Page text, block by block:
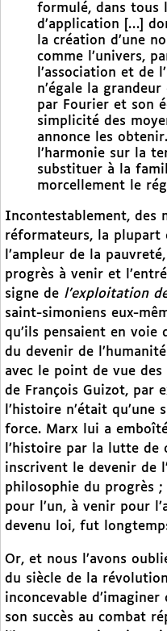
formulé, dans tous
d’application […]
la création d’une
comme l’univers,
l’association et de
n’égale la
par Fourier et son
simplicité des
annonce les
l’harmonie sur la
substituer à la
morcellement le
Incontestablement, des
réformateurs, la plupart
l’ampleur de la
progrès à venir et
signe de l’exploitation
saint-simoniens eux-
qu’ils pensaient en voie
du devenir de
avec le point de vue des
de François Guizot, par
l’histoire n’était qu’une
force. Marx lui a
l’histoire par la lutte de
inscrivent le devenir de
philosophie du progrès ;
pour l’un, à venir pour
devenu loi, fut
Or, et nous l’avons
du siècle de la
inconcevable
son succès au combat